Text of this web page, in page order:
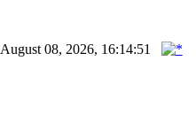
August 08, 2026, 16:14:51